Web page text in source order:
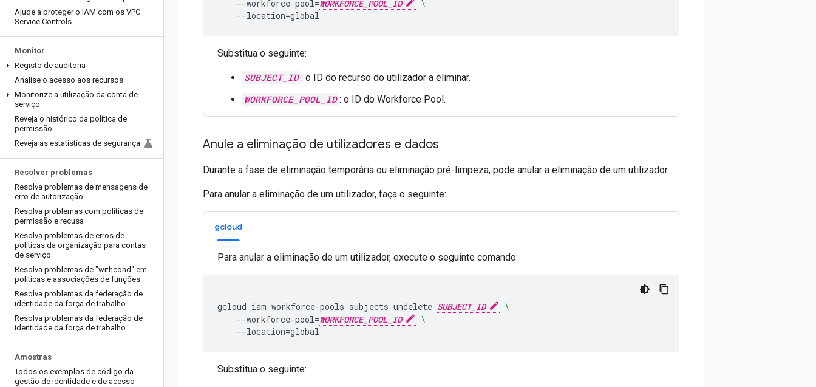
Ajude a proteger o IAM com os VPC
Service Controls
Monitor
Registo de auditoria
Analise o acesso aos recursos
Monitorize a utilização da conta de
serviço
Reveja o histórico da política de
permissão
Reveja as estatísticas de segurança
Resolver problemas
Resolva problemas de mensagens de
erro de autorização
Resolva problemas com políticas de
permissão e recusa
Resolva problemas de erros de
políticas da organização para contas
de serviço
Resolva problemas de "withcond" em
políticas e associações de funções
Resolva problemas da federação de
identidade da força de trabalho
Resolva problemas da federação de
identidade da força de trabalho
Amostras
Todos os exemplos de código da
gestão de identidade e de acesso
--workforce-pool=WORKFORCE_POOL_ID
\
--location=
Substitua o seguinte:
SUBJECT_ID : o ID do recurso do utilizador a eliminar.
WORKFORCE_POOL_ID : o ID do Workforce Pool.
Anule a eliminação de utilizadores e dados
Durante a fase de eliminação temporária ou eliminação pré-limpeza, pode anular a eliminação de um utilizador.
Para anular a eliminação de um utilizador, faça o seguinte:
gcloud
Para anular a eliminação de um utilizador, execute o seguinte comando:
gcloud iam workforce-pools subjects undelete SUBJECT_ID
\
--workforce-pool=WORKFORCE_POOL_ID
\
--location=
Substitua o seguinte: